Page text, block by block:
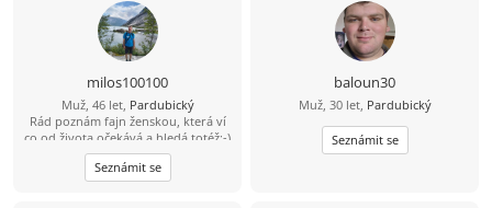
milos100100
Muž, 46 let, Pardubický
Rád poznám fajn ženskou, která ví
co od života očekává a hledá totéž:-)
Seznámit se
baloun30
Muž, 30 let, Pardubický
Seznámit se